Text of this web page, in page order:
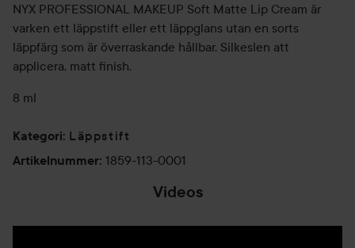
NYX PROFESSIONAL MAKEUP Soft Matte Lip Cream är
varken ett läppstift eller ett läppglans utan en sorts
läppfärg som är överraskande hållbar. Silkeslen att
applicera, matt finish.
8 ml
Kategori: Läppstift
Artikelnummer: 1859-113-0001
Videos